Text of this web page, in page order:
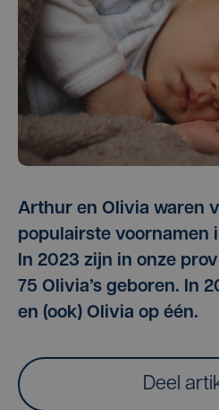
Arthur en Olivia waren
populairste voornamen
In 2023 zijn in onze
75 Olivia’s geboren. In
en (ook) Olivia op één.
Deel